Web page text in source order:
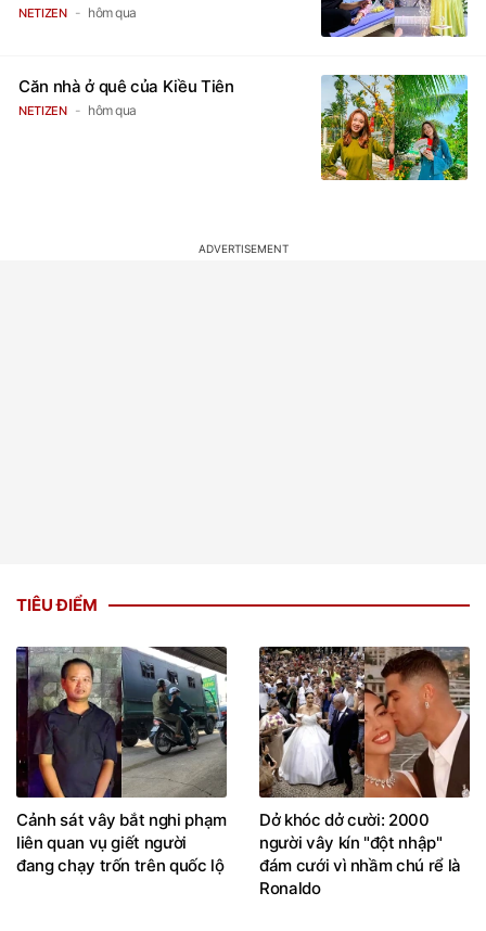
NETIZEN hôm qua
Căn nhà ở quê của Kiều Tiên
NETIZEN hôm qua
TIÊU ĐIỂM
Cảnh sát vây bắt nghi phạm
liên quan vụ giết người
đang chạy trốn trên quốc lộ
Dở khóc dở cười: 2000
người vây kín "đột nhập"
đám cưới vì nhầm chú rể là
Ronaldo